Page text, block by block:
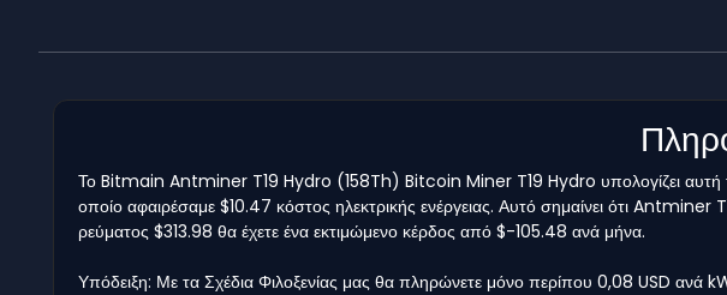
Το Bitmain Antminer T19 Hydro (158Th) Bitcoin Miner T19 Hydro υπολογίζει αυτή
οποίο αφαιρέσαμε $10.47 κόστος ηλεκτρικής ενέργειας. Αυτό σημαίνει ότι
ρεύματος $313.98 θα έχετε ένα εκτιμώμενο κέρδος από $-105.48 ανά μήνα.
Υπόδειξη: Με τα Σχέδια Φιλοξενίας μας θα πληρώνετε μόνο περίπου 0,08 USD ανά